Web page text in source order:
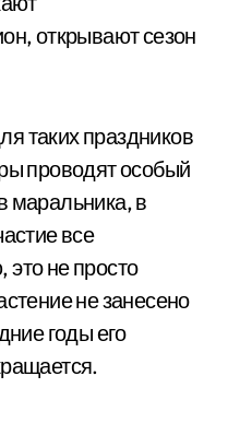
открывают сезон
таких праздников
проводят особый
маральника, в
все
не просто
не занесено
годы его